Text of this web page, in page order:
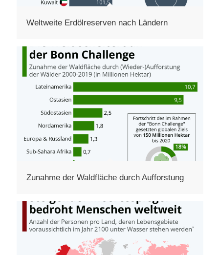
Weltweite Erdölreserven nach Ländern
Zunahme der Waldfläche durch Aufforstung